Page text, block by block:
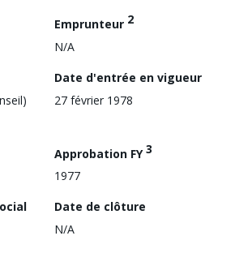
Emprunteur 2
N/A
Date d'entrée en vigueur
27 février 1978
Approbation FY3
1977
Date de clôture
N/A